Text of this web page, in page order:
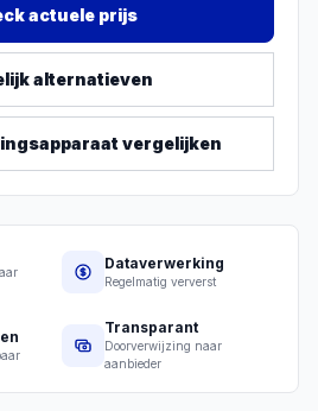
actuele prijs
alternatieven
vergelijken
Dataverwerking
Regelmatig ververst
Transparant
Doorverwijzing naar
aanbieder